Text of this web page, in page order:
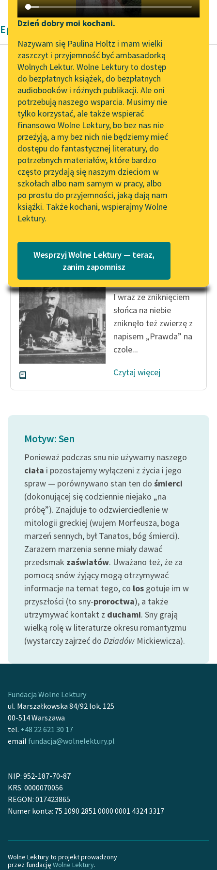
Katalog DAISY
Podkasty o książkach
Zgłoś brak utworu
Aktualności
„Prokurator Alicja Horn”
do słuchania
Byliśmy częścią AI Impact
Lab
Zapraszamy na spotkanie
online z tłumaczkami
literatury skandynawskiej
Spotkanie z Katarzyną
Tunkiel w Oslo
102. lata temu zmarł
Joseph Conrad
Lektury szkolne i klasyka
literatury do słuchania dla
uczennic i uczniów z
niepełnosprawnościami
E-kolekcja lektur
szkolnych i literatury do
słuchania dla uczennic i
uczniów z
niepełnosprawnościami
Feministyczne inspiracje.
feministycznej
Ręce pełne poezji
Kolekcje edukacyjne
twórców przechodzących
do domeny publicznej,
lektur szkolnych oraz
Starego Testamentu
Odkurzamy bohaterów
Szkoła Poezji Wolnych
Narzędzia
Mapa Wolnych Lektur
Leśmianator
Przewodnik dla piszących i
czytających
API
OAI-PMH
Widget Wolnych Lektur
Przypisy
Katalog w formacie PDF
O nas
Kontakt
O projekcie
Zespół
Logotypy
Materiały promocyjne
Polityka prywatności
Dane fundacji i
sprawozdania finansowe
Regulamin darowizn
wrażliwych
Deklaracja dostępności
Dzień dobry moi kochani.
Nazywam się Paulina Holtz i mam wielki
zaszczyt i przyjemność być ambasadorką
Wolnych Lektur. Wolne Lektury to dostęp
do bezpłatnych książek, do bezpłatnych
audiobooków i różnych publikacji. Ale oni
potrzebują naszego wsparcia. Musimy nie
tylko korzystać, ale także wspierać
finansowo Wolne Lektury, bo bez nas nie
przeżyją, a my bez nich nie będziemy mieć
dostępu do fantastycznej literatury, do
potrzebnych materiałów, które bardzo
często przydają się naszym dzieciom w
szkołach albo nam samym w pracy, albo
po prostu do przyjemności, jaką dają nam
książki. Także kochani, wspierajmy Wolne
Lektury.
Wesprzyj Wolne Lektury — teraz,
zanim zapomnisz
Epika Icchoka Lejba Pereca
Icchok Lejb Perec
Między dwiema
górami
aż pewnej nocy przyśnił
mu się dziwny sen. Oto
przyszedł do niego
brzeski rabin i...
Czytaj więcej
U wezgłowia
konającego
I wraz ze zniknięciem
słońca na niebie
zniknęło też zwierzę z
napisem „Prawda” na
czole...
Czytaj więcej
Motyw: Sen
Ponieważ podczas snu nie używamy naszego
ciała i pozostajemy wyłączeni z życia i jego
spraw — porównywano stan ten do śmierci
(dokonującej się codziennie niejako „na
próbę”). Znajduje to odzwierciedlenie w
mitologii greckiej (wujem Morfeusza, boga
marzeń sennych, był Tanatos, bóg śmierci).
Zarazem marzenia senne miały dawać
przedsmak zaświatów. Uważano też, że za
pomocą snów żyjący mogą otrzymywać
informacje na temat tego, co los gotuje im w
przyszłości (to sny-proroctwa), a także
utrzymywać kontakt z duchami. Sny grają
wielką rolę w literaturze okresu romantyzmu
(wystarczy zajrzeć do Dziadów Mickiewicza).
Fundacja Wolne Lektury
ul. Marszałkowska 84/92 lok. 125
00-514 Warszawa
tel. +48 22 621 30 17
email fundacja@wolnelektury.pl
NIP: 952-187-70-87
KRS: 0000070056
REGON: 017423865
Numer konta: 75 1090 2851 0000 0001 4324 3317
Wolne Lektury to projekt prowadzony
przez fundację Wolne Lektury.